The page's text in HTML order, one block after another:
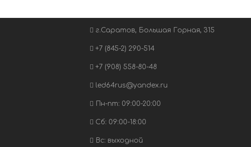
г.Саратов, Большая Горная, 315
+7 (845-2) 290-514
+7 (908) 558-80-48
led64rus@yandex.ru
Пн-пт: 09:00-20:00
Сб: 09:00-18:00
Вс: выходной